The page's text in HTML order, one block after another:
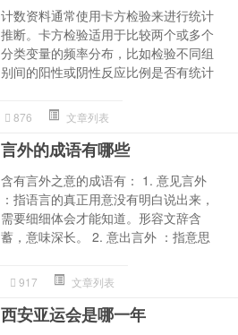
计数资料通常使用卡方检验来进行统计
推断。卡方检验适用于比较两个或多个
分类变量的频率分布，比如检验不同组
别间的阳性或阴性反应比例是否有统计
876 文章列表
言外的成语有哪些
含有言外之意的成语有： 1. 意见言外
：指语言的真正用意没有明白说出来，
需要细细体会才能知道。形容文辞含
蓄，意味深长。 2. 意出言外 ：指意思
917 文章列表
西安亚运会是哪一年